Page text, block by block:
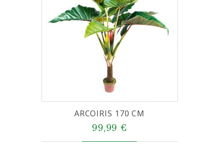
ARCOIRIS 170 CM
99,99 €